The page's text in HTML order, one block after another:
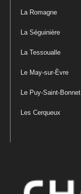
La Romagne
La Séguinière
La Tessoualle
Le May-sur-Èvre
Le Puy-Saint-Bonnet
Les Cerqueux